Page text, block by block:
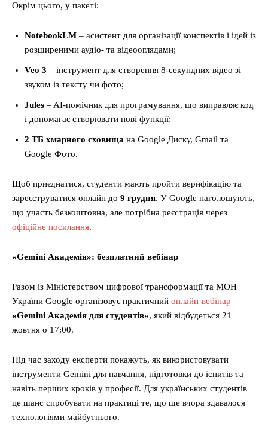
Окрім цього, у пакеті:
NotebookLM – асистент для організації конспектів і ідей із
розширеними аудіо- та відеооглядами;
Veo 3 – інструмент для створення 8-секундних відео зі
звуком із тексту чи фото;
Jules – AI-помічник для програмування, що виправляє код
і допомагає створювати нові функції;
2 ТБ хмарного сховища на Google Диску, Gmail та
Google Фото.
Щоб приєднатися, студенти мають пройти верифікацію та
зареєструватися онлайн до 9 грудня. У Google наголошують,
що участь безкоштовна, але потрібна реєстрація через
офіційне посилання.
«Gemini Академія»: безплатний вебінар
Разом із Міністерством цифрової трансформації та МОН
України Google організовує практичний онлайн-вебінар
«Gemini Академія для студентів», який відбудеться 21
жовтня о 17:00.
Під час заходу експерти покажуть, як використовувати
інструменти Gemini для навчання, підготовки до іспитів та
навіть перших кроків у професії. Для українських студентів
це шанс спробувати на практиці те, що ще вчора здавалося
технологіями майбутнього.